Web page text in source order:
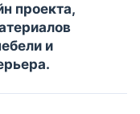
проекта,
и